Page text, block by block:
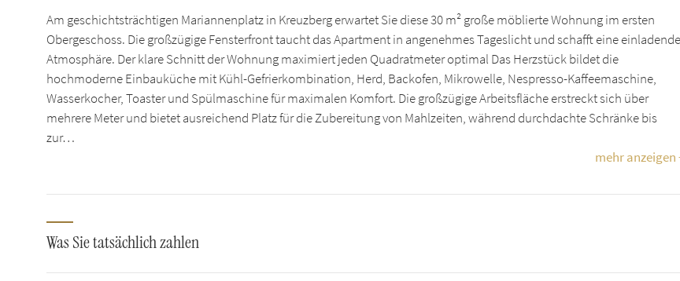
Am geschichtsträchtigen Mariannenplatz in Kreuzberg erwartet Sie diese 30 m² große möblierte Wohnung im ersten
Obergeschoss. Die großzügige Fensterfront taucht das Apartment in angenehmes Tageslicht und schafft eine einladende
Atmosphäre. Der klare Schnitt der Wohnung maximiert jeden Quadratmeter optimal Das Herzstück bildet die
hochmoderne Einbauküche mit Kühl-Gefrierkombination, Herd, Backofen, Mikrowelle, Nespresso-Kaffeemaschine,
Wasserkocher, Toaster und Spülmaschine für maximalen Komfort. Die großzügige Arbeitsfläche erstreckt sich über
mehrere Meter und bietet ausreichend Platz für die Zubereitung von Mahlzeiten, während durchdachte Schränke bis
zur…
mehr anzeigen
Was Sie tatsächlich zahlen